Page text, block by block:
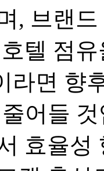
, 브랜
텔 점
라면 향
어들
효율성